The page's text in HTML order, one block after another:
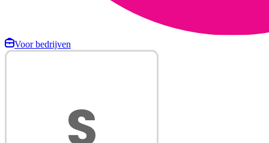
Voor bedrijven